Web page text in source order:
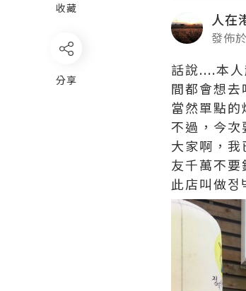
收藏
分享
人在
發佈
話說....本
間都會想
當然單點
不過，今
大家啊，
友千萬不要
此店叫做